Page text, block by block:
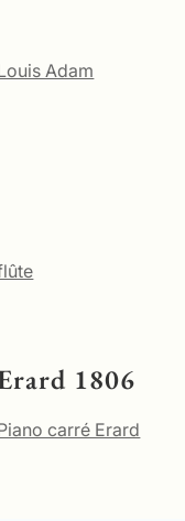
Adam
1806
carré Erard